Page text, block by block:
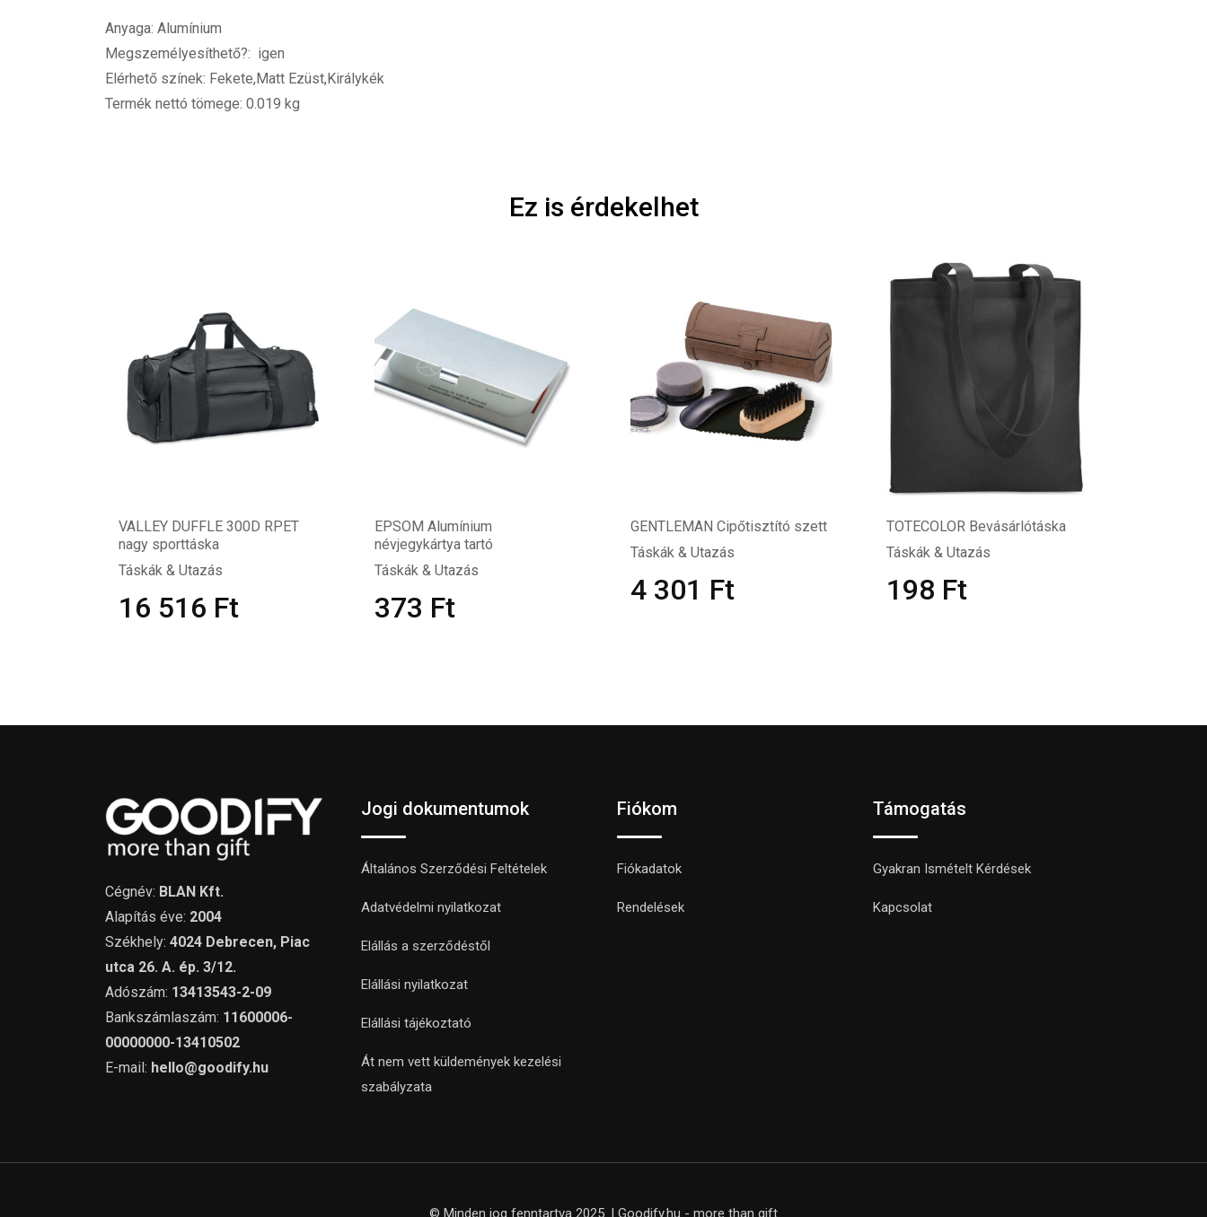
Anyaga: Alumínium
Megszemélyesíthető?: igen
Elérhető színek: Fekete,Matt Ezüst,Királykék
Termék nettó tömege: 0.019 kg
Ez is érdekelhet
VALLEY DUFFLE 300D RPET
nagy sporttáska
Táskák & Utazás
16 516 Ft
EPSOM Alumínium
névjegykártya tartó
Táskák & Utazás
373 Ft
GENTLEMAN Cipőtisztító szett
Táskák & Utazás
4 301 Ft
TOTECOLOR Bevásárlótáska
Táskák & Utazás
198 Ft
Cégnév: BLAN Kft.
Alapítás éve: 2004
Székhely: 4024 Debrecen, Piac
utca 26. A. ép. 3/12.
Adószám: 13413543-2-09
Bankszámlaszám: 11600006-
00000000-13410502
E-mail: hello@goodify.hu
Jogi dokumentumok
Általános Szerződési Feltételek
Adatvédelmi nyilatkozat
Elállás a szerződéstől
Elállási nyilatkozat
Elállási tájékoztató
Át nem vett küldemények kezelési
szabályzata
Fiókom
Fiókadatok
Rendelések
Támogatás
Gyakran Ismételt Kérdések
Kapcsolat
© Minden jog fenntartva 2025. | Goodify.hu - more than gift